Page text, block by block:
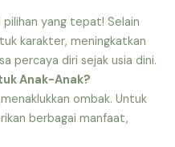
pilihan yang tepat! Selain
karakter, meningkatkan
percaya diri sejak usia dini.
Anak-Anak?
ombak. Untuk
berbagai manfaat,